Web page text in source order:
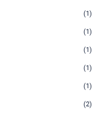
(1)
(1)
(1)
(1)
(1)
(2)